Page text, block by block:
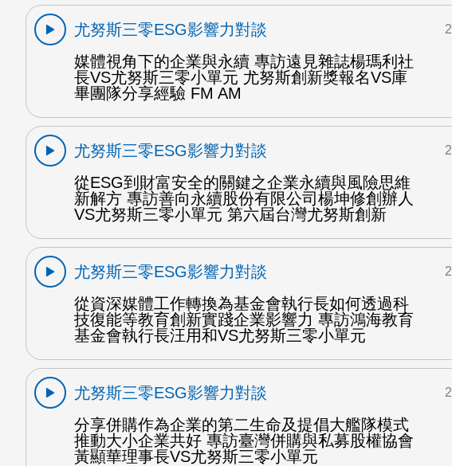
尤努斯三零ESG影響力對談
媒體視角下的企業與永續 專訪遠見雜誌楊瑪利社
長VS尤努斯三零小單元 尤努斯創新獎報名VS庫
畢團隊分享經驗 FM AM
尤努斯三零ESG影響力對談
從ESG到財富安全的關鍵之企業永續與風險思維
新解方 專訪善向永續股份有限公司楊坤修創辦人
VS尤努斯三零小單元 第六屆台灣尤努斯創新
尤努斯三零ESG影響力對談
從資深媒體工作轉換為基金會執行長如何透過科
技復能等教育創新實踐企業影響力 專訪鴻海教育
基金會執行長汪用和VS尤努斯三零小單元
尤努斯三零ESG影響力對談
分享併購作為企業的第二生命及提倡大艦隊模式
推動大小企業共好 專訪臺灣併購與私募股權協會
黃顯華理事長VS尤努斯三零小單元